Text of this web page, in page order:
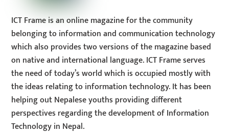
ICT Frame is an online magazine for the community
belonging to information and communication technology
which also provides two versions of the magazine based
on native and international language. ICT Frame serves
the need of today’s world which is occupied mostly with
the ideas relating to information technology. It has been
helping out Nepalese youths providing different
perspectives regarding the development of Information
Technology in Nepal.